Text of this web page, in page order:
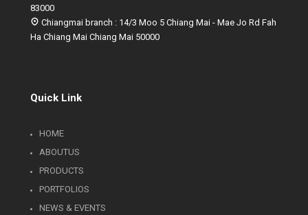
83000
Chiangmai branch : 14/3 Moo 5 Chiang Mai - Mae Jo Rd Fah
Ha Chiang Mai Chiang Mai 50000
Quick Link
HOME
ABOUTUS
PRODUCTS
PORTFOLIOS
NEWS & EVENTS